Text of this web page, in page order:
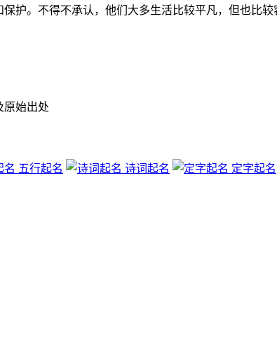
护。不得不承认，他们大多生活比较平凡，但也比较
原始出处
五行起名 诗词起名 定字起名